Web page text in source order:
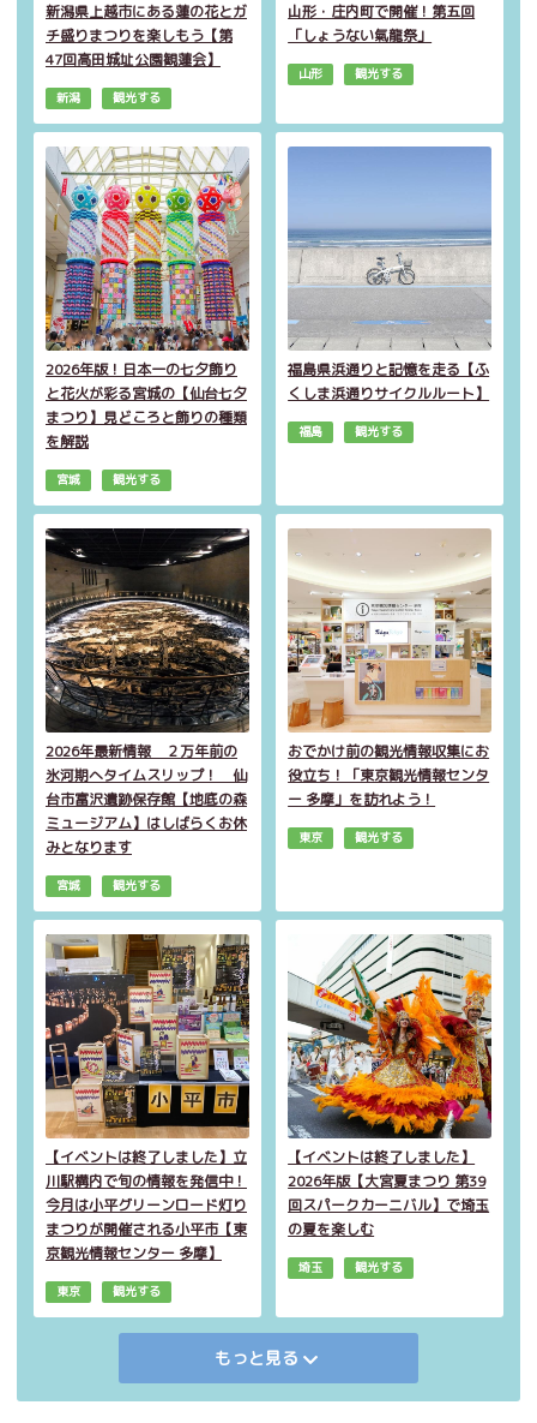
新潟県上越市にある蓮の花とガ
チ盛りまつりを楽しもう【第
47回高田城址公園観蓮会】
新潟 観光する
山形・庄内町で開催！第五回
「しょうない氣龍祭」
山形 観光する
2026年版！日本一の七夕飾り
と花火が彩る宮城の【仙台七夕
まつり】見どころと飾りの種類
を解説
宮城 観光する
福島県浜通りと記憶を走る【ふ
くしま浜通りサイクルルート】
福島 観光する
2026年最新情報 ２万年前の
氷河期へタイムスリップ！ 仙
台市富沢遺跡保存館【地底の森
ミュージアム】はしばらくお休
みとなります
宮城 観光する
おでかけ前の観光情報収集にお
役立ち！「東京観光情報センタ
ー 多摩」を訪れよう！
東京 観光する
【イベントは終了しました】立
川駅構内で旬の情報を発信中！
今月は小平グリーンロード灯り
まつりが開催される小平市【東
京観光情報センター 多摩】
東京 観光する
【イベントは終了しました】
2026年版【大宮夏まつり 第39
回スパークカーニバル】で埼玉
の夏を楽しむ
埼玉 観光する
もっと見る